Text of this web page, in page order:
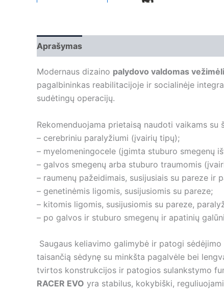
Aprašymas
Modernaus dizaino palydovo valdomas
pagalbininkas reabilitacijoje ir socialinėje
sudėtingų operacijų.
Rekomenduojama prietaisą naudoti vaikams su
– cerebriniu paralyžiumi (įvairių tipų);
– myelomeningocele (įgimta stuburo smegenų
– galvos smegenų arba stuburo traumomis
– raumenų pažeidimais, susijusiais su pareze ir
– genetinėmis ligomis, susijusiomis su pareze;
– kitomis ligomis, susijusiomis su pareze,
– po galvos ir stuburo smegenų ir apatinių
Saugaus keliavimo galimybė ir patogi
taisančią sėdynę su minkšta pagalvėle bei
tvirtos konstrukcijos ir patogios sulankstymo
RACER EVO yra stabilus, kokybiški,